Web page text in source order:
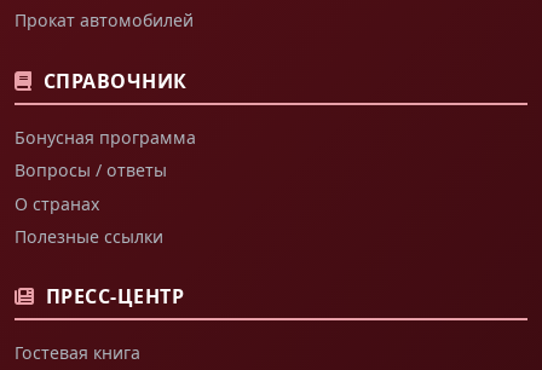
Прокат автомобилей
СПРАВОЧНИК
Бонусная программа
Вопросы / ответы
О странах
Полезные ссылки
ПРЕСС-ЦЕНТР
Гостевая книга